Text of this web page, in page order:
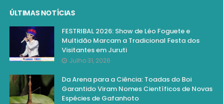
ÚLTIMAS NOTÍCIAS
FESTRIBAL 2026: Show de Léo Foguete e
Multidão Marcam a Tradicional Festa dos
Visitantes em Juruti
Julho 31, 2026
Da Arena para a Ciência: Toadas do Boi
Garantido Viram Nomes Científicos de Novas
Espécies de Gafanhoto